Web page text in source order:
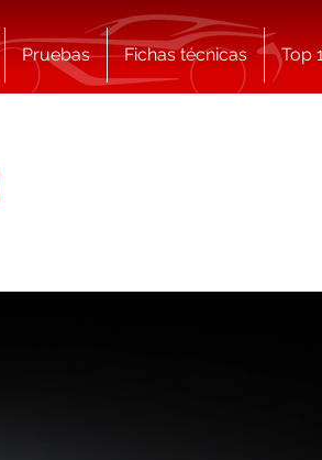
Pruebas Fichas técnicas Top